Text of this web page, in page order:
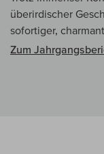
überirdischer
sofortiger,
Zum